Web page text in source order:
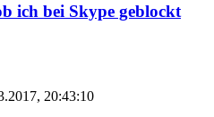
ich bei Skype geblockt
20:43:10